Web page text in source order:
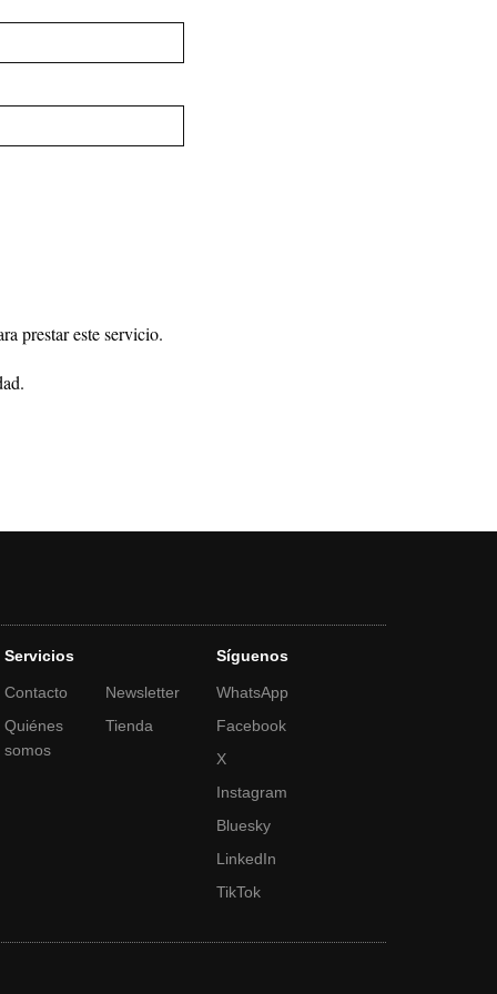
prestar este servicio.
.
Servicios
Contacto
Quiénes
somos
Newsletter
Tienda
Síguenos
WhatsApp
Facebook
X
Instagram
Bluesky
LinkedIn
TikTok